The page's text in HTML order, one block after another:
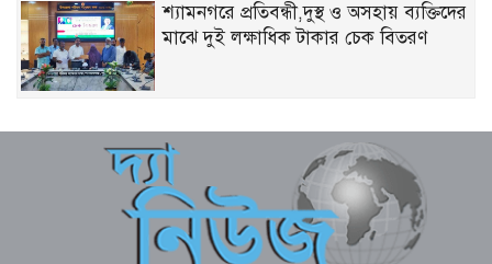
শ্যামনগরে প্রতিবন্ধী,দুস্থ ও অসহায় ব্যক্তিদের
মাঝে দুই লক্ষাধিক টাকার চেক বিতরণ
বৈঠক অনুষ্ঠিত
রিয়ার অ্যাডমিরাল মাহবুব আলী খানের
৪২তম শাহাদৎবার্ষিকী অনুষ্ঠিত